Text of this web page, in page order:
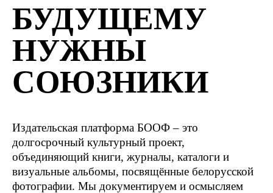
БУДУЩЕМУ
НУЖНЫ
СОЮЗНИКИ
Издательская платформа БООФ – это
долгосрочный культурный проект,
объединяющий книги, журналы, каталоги и
визуальные альбомы, посвящённые белорусской
фотографии. Мы документируем и осмысляем